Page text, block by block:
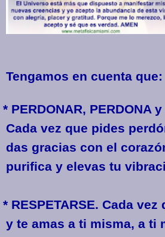
Tengamos en cuenta que:
* PERDONAR, PERDONA
Cada vez que pides
das gracias con el
purifica y elevas tu
* RESPETARSE. Cada
y te amas a ti misma, a ti